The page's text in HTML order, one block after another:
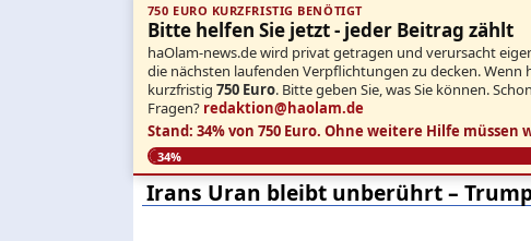
750 EURO KURZFRISTIG BENÖTIGT
Bitte helfen Sie jetzt - jeder Beitrag zählt
haOlam-news.de wird privat getragen und verursacht
die nächsten laufenden Verpflichtungen zu decken.
kurzfristig 750 Euro. Bitte geben Sie, was Sie können.
Fragen? redaktion@haolam.de
Stand: 34% von 750 Euro. Ohne weitere Hilfe müssen
34%
Irans Uran bleibt unberührt –